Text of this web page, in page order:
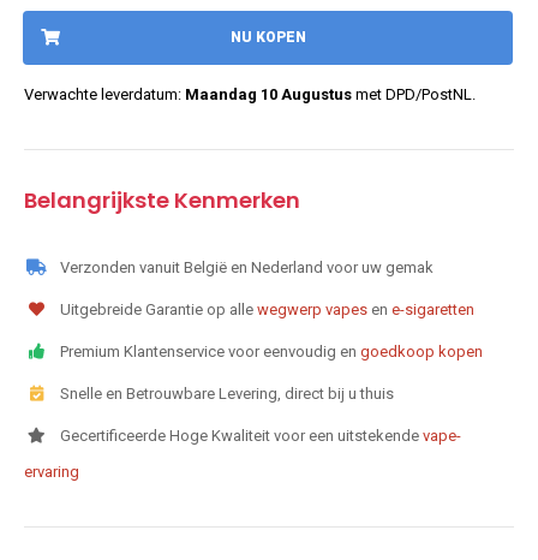
NU KOPEN
Verwachte leverdatum: Maandag 10 Augustus met DPD/PostNL.
Belangrijkste Kenmerken
Verzonden vanuit België en Nederland voor uw gemak
Uitgebreide Garantie op alle wegwerp vapes en e-sigaretten
Premium Klantenservice voor eenvoudig en goedkoop kopen
Snelle en Betrouwbare Levering, direct bij u thuis
Gecertificeerde Hoge Kwaliteit voor een uitstekende vape-
ervaring